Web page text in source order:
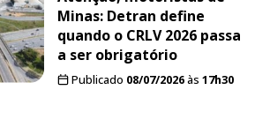
Minas: Detran define
quando o CRLV 2026 passa
a ser obrigatório
Publicado 08/07/2026às 17h30